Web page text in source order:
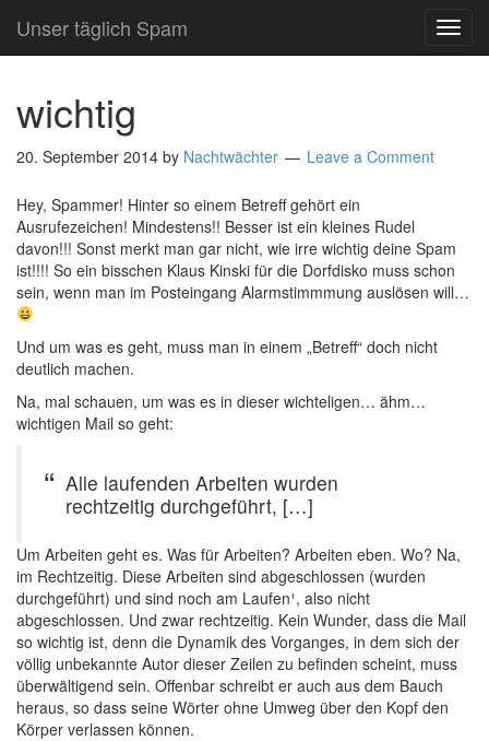
Unser täglich Spam
wichtig
20. September 2014 by Nachtwächter Leave a Comment
Hey, Spammer! Hinter so einem Betreff gehört ein
Ausrufezeichen! Mindestens!! Besser ist ein kleines Rudel
davon!!! Sonst merkt man gar nicht, wie irre wichtig deine Spam
ist!!!! So ein bisschen Klaus Kinski für die Dorfdisko muss schon
sein, wenn man im Posteingang Alarmstimmmung auslösen will…
Und um was es geht, muss man in einem „Betreff“ doch nicht
deutlich machen.
Na, mal schauen, um was es in dieser wichteligen… ähm…
wichtigen Mail so geht:
Alle laufenden Arbeiten wurden
rechtzeitig durchgeführt, […]
Um Arbeiten geht es. Was für Arbeiten? Arbeiten eben. Wo? Na,
im Rechtzeitig. Diese Arbeiten sind abgeschlossen (wurden
durchgeführt) und sind noch am Laufen¹, also nicht
abgeschlossen. Und zwar rechtzeitig. Kein Wunder, dass die Mail
so wichtig ist, denn die Dynamik des Vorganges, in dem sich der
völlig unbekannte Autor dieser Zeilen zu befinden scheint, muss
überwältigend sein. Offenbar schreibt er auch aus dem Bauch
heraus, so dass seine Wörter ohne Umweg über den Kopf den
Körper verlassen können.